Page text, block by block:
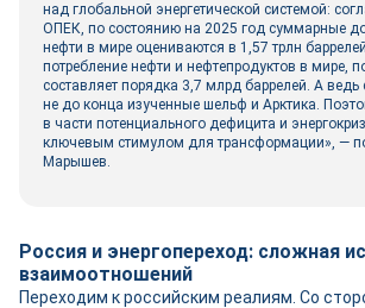
над глобальной энергетической системой:
ОПЕК, по состоянию на 2025 год суммарные
нефти в мире оцениваются в 1,57 трлн
потребление нефти и нефтепродуктов в мире,
составляет порядка 3,7 млрд баррелей. А ведь
не до конца изученные шельф и Арктика.
в части потенциального дефицита и
ключевым стимулом для трансформации», —
Марышев.
Россия и энергопереход: сложная
взаимоотношений
Переходим к российским реалиям. Со